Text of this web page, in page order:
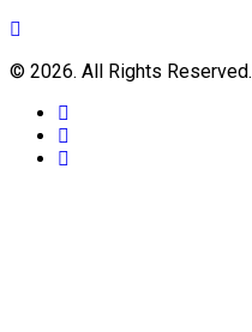
© 2026. All Rights Reserved.